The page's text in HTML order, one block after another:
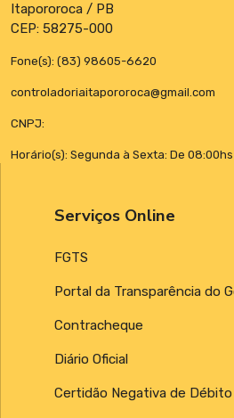
Itapororoca / PB
CEP: 58275-000
Fone(s): (83) 98605-6620
controladoriaitapororoca@gmail.com
CNPJ:
Horário(s): Segunda à Sexta: De
Serviços Online
FGTS
Portal da Transparência do
Contracheque
Diário Oficial
Certidão Negativa de